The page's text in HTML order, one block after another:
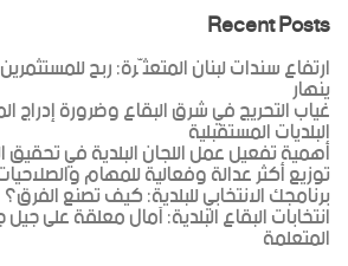
Recent Posts
ارتفاع سندات لبنان المتعثّرة: ربح
ينهار
غياب التحريج في شرق البقاع وضرورة
البلديات المستقبلية
أهمية تفعيل عمل اللجان البلدية في تحقيق
توزيع أكثر عدالة وفعالية للمهام
برنامجك الانتخابي للبلدية: كيف تصنع الفرق؟
انتخابات البقاع البلدية: آمال معلقة على
المتعلمة